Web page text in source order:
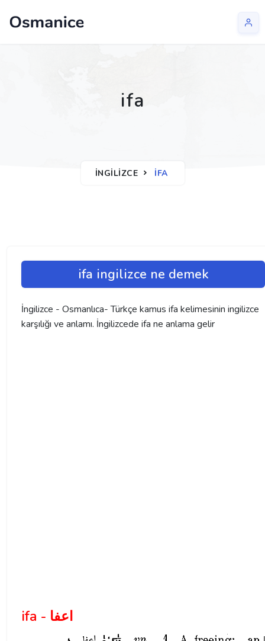
ifa
İNGILIZCE IFA
ifa ingilizce ne demek
İngilizce - Osmanlıca- Türkçe kamus ifa kelimesinin ingilizce
karşılığı ve anlamı. İngilizcede ifa ne anlama gelir
ifa - اعفا